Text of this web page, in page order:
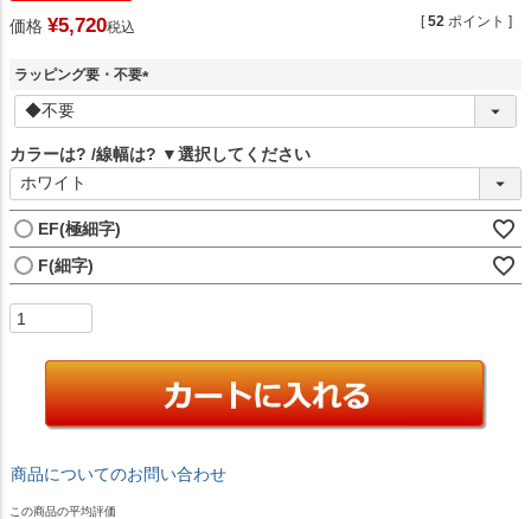
価格 ¥5,720税込 [52 ポイント ]
ラッピング要・不要
(
)
カラーは? 線幅は?
EF(極細字)
F(細字)
商品についてのお問い合わせ